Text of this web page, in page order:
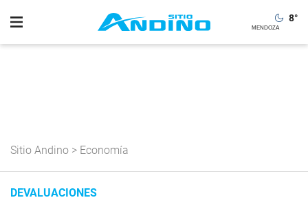
8°
Sitio Andino > Economía
DEVALUACIONES